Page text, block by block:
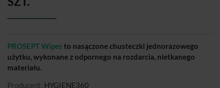
PROSEPT Wipes to nasączone chusteczki jednorazowego
użytku, wykonane z odpornego na rozdarcia, nietkanego
materiału.
Producent: HYGIENE360